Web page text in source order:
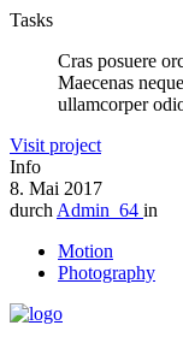
Tasks
Cras posuere
Maecenas
ullamcorper
Visit project
Info
8. Mai 2017
durchAdmin_64 in
Motion
Photography